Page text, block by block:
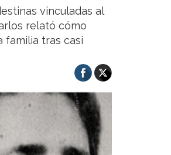
vinculadas al
relató cómo
familia tras casi